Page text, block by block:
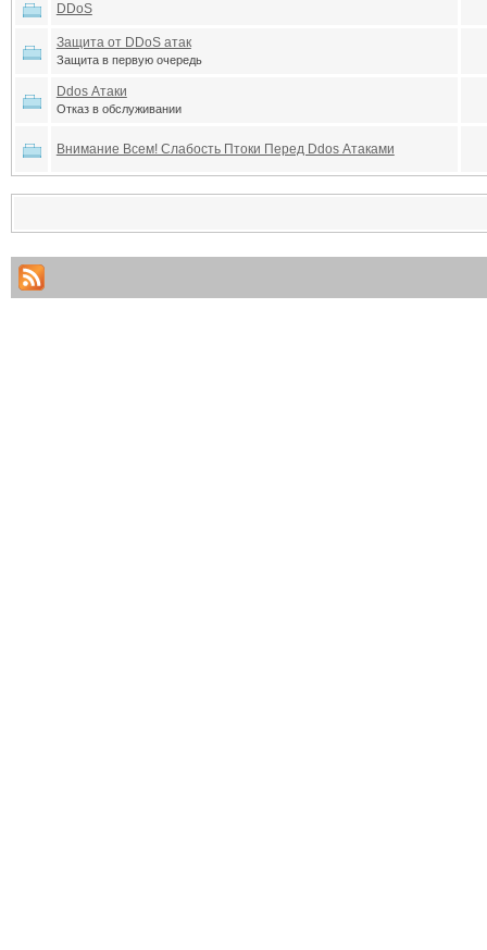
DDoS
Защита от DDoS атак
Защита в первую очередь
Ddos Атаки
Отказ в обслуживании
Внимание Всем! Слабость Птоки Перед Ddos Атаками